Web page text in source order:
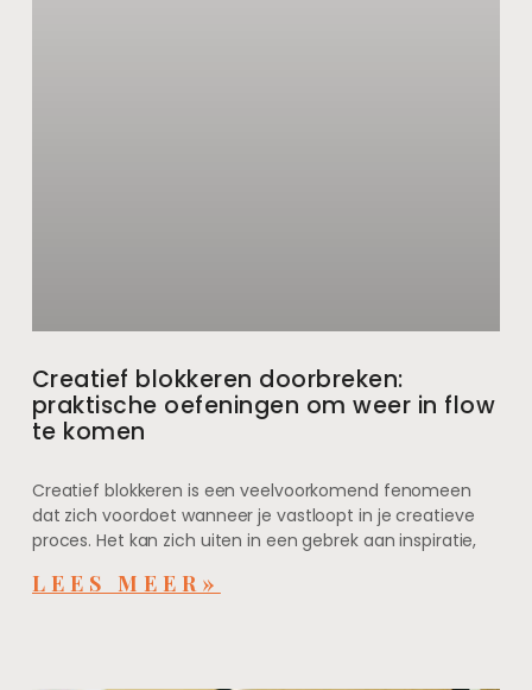
Creatief blokkeren doorbreken:
praktische oefeningen om weer in flow
te komen
Creatief blokkeren is een veelvoorkomend fenomeen
dat zich voordoet wanneer je vastloopt in je creatieve
proces. Het kan zich uiten in een gebrek aan inspiratie,
LEES MEER»